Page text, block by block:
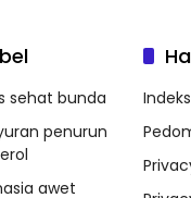
sehat bunda
penurun
awet